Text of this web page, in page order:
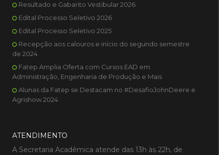
Resultado e Gabarito Vestibular 2026
Edital Processo Seletivo 2026
Edital Processo Seletivo 2025
Recepção aos calouros e início do segundo semestre
de 2024
Fatep Amplia Oferta com Cursos EAD em
Administração, Engenharia de Produção e Mais
Alunas da Fatep se Destacam no #DesafioJohnDeere e
Agrishow 2024
ATENDIMENTO
A Secretaria Acadêmica atende das 13h às 22h, de